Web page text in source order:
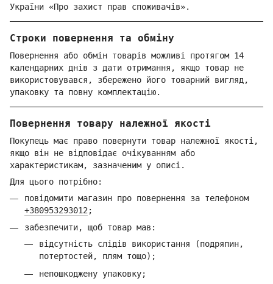
України «Про захист прав споживачів».
Строки повернення та обміну
Повернення або обмін товарів можливі протягом 14
календарних днів з дати отримання, якщо товар не
використовувався, збережено його товарний вигляд,
упаковку та повну комплектацію.
Повернення товару належної якості
Покупець має право повернути товар належної якості,
якщо він не відповідає очікуванням або
характеристикам, зазначеним у описі.
Для цього потрібно:
повідомити магазин про повернення за телефоном
+380953293012 ;
забезпечити, щоб товар мав:
відсутність слідів використання (подряпин,
потертостей, плям тощо);
непошкоджену упаковку;